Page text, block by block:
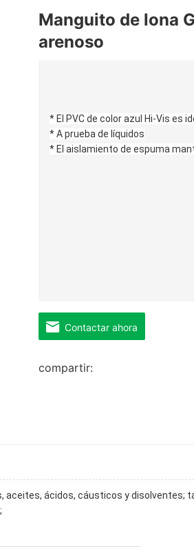
Manguito de lona
arenoso
* El PVC de color azul Hi-Vis es
* A prueba de líquidos
* El aislamiento de espuma
Contactar ahora
compartir:
aceites, ácidos, cáusticos y disolventes;